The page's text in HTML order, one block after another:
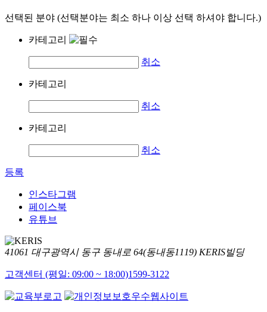
선택된 분야 (선택분야는 최소 하나 이상 선택 하셔야 합니다.)
카테고리
취소
카테고리
취소
카테고리
취소
등록
인스타그램
페이스북
유튜브
41061 대구광역시 동구 동내로 64(동내동1119) KERIS빌딩
고객센터 (평일: 09:00 ~ 18:00)1599-3122